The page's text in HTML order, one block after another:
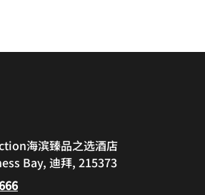
海滨臻品之选酒店
Bay, 迪拜, 215373